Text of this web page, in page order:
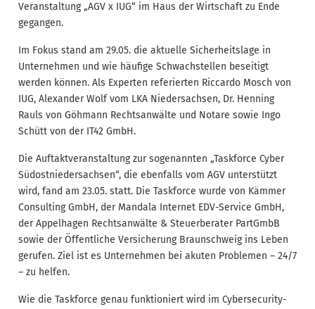
Veranstaltung „AGV x IUG“ im Haus der Wirtschaft zu Ende
gegangen.
Im Fokus stand am 29.05. die aktuelle Sicherheitslage in
Unternehmen und wie häufige Schwachstellen beseitigt
werden können. Als Experten referierten Riccardo Mosch von
IUG, Alexander Wolf vom LKA Niedersachsen, Dr. Henning
Rauls von Göhmann Rechtsanwälte und Notare sowie Ingo
Schütt von der IT42 GmbH.
Die Auftaktveranstaltung zur sogenannten „Taskforce Cyber
Südostniedersachsen“, die ebenfalls vom AGV unterstützt
wird, fand am 23.05. statt. Die Taskforce wurde von Kämmer
Consulting GmbH, der Mandala Internet EDV-Service GmbH,
der Appelhagen Rechtsanwälte & Steuerberater PartGmbB
sowie der Öffentliche Versicherung Braunschweig ins Leben
gerufen. Ziel ist es Unternehmen bei akuten Problemen – 24/7
– zu helfen.
Wie die Taskforce genau funktioniert wird im Cybersecurity-